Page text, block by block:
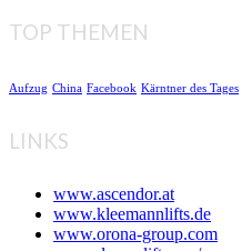
TOP THEMEN
Aufzug China Facebook Kärntner des Tages
LINKS
www.ascendor.at
www.kleemannlifts.de
www.orona-group.com